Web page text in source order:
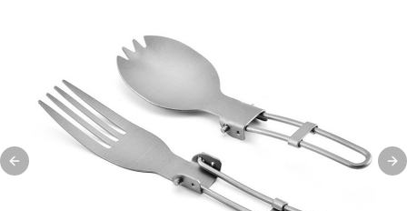
Previous slide